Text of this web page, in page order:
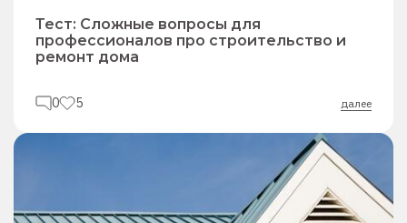
Тест: Сложные вопросы для
профессионалов про строительство и
ремонт дома
0 5 далее